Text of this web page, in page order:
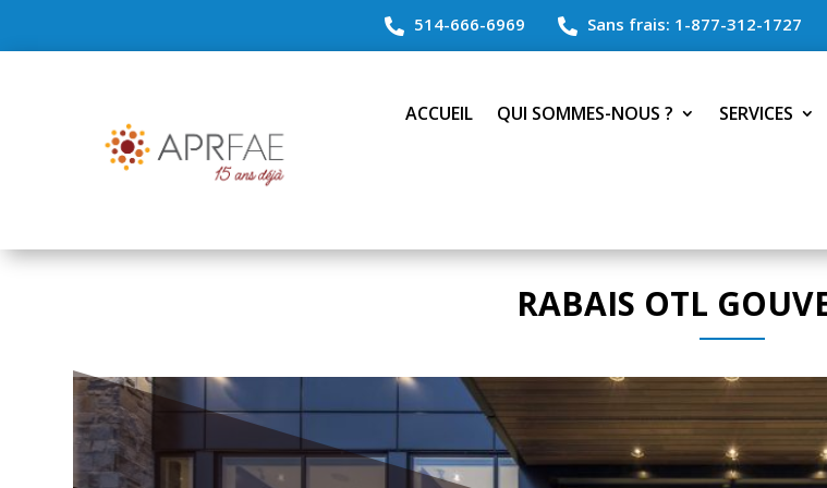
 514-666-6969  Sans frais: 1-877-312-1727
ACCUEIL QUI SOMMES-NOUS ? SERVICES
RABAIS OTL